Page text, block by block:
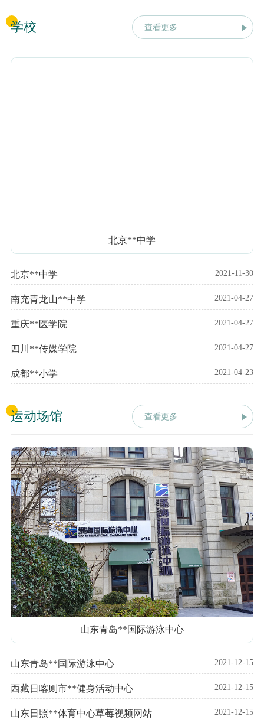
学校 查看更多
北京**中学
北京**中学 2021-11-30
南充青龙山**中学 2021-04-27
重庆**医学院 2021-04-27
四川**传媒学院 2021-04-27
成都**小学 2021-04-23
运动场馆 查看更多
山东青岛**国际游泳中心
山东青岛**国际游泳中心 2021-12-15
西藏日喀则市**健身活动中心 2021-12-15
山东日照**体育中心草莓视频网站 2021-12-15